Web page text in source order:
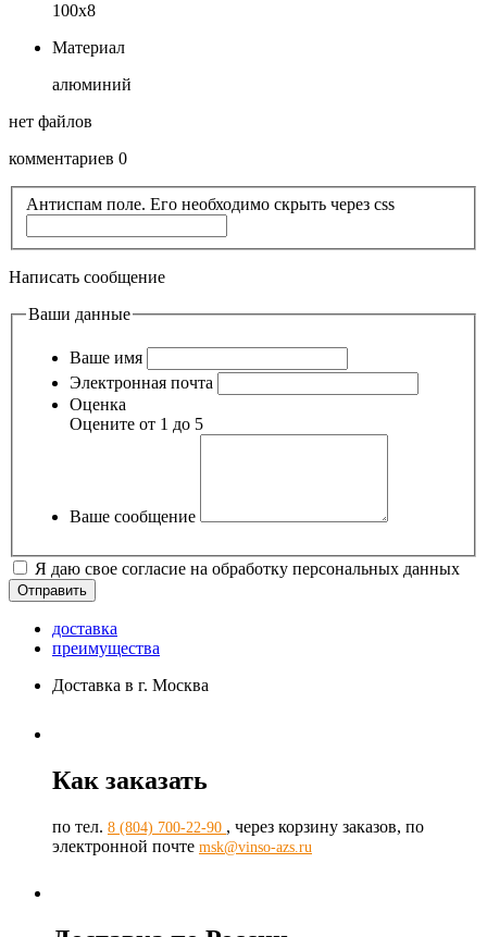
100х8
Материал
алюминий
нет файлов
комментариев 0
Антиспам поле. Его необходимо скрыть через css
Написать сообщение
Ваши данные
Ваше имя
Электронная почта
Оценка
Оцените от 1 до 5
Ваше сообщение
Я даю свое согласие на обработку персональных данных
доставка
преимущества
Доставка в г. Москва
Как заказать
по тел. 8 (804) 700-22-90 , через корзину заказов, по
электронной почте msk@vinso-azs.ru